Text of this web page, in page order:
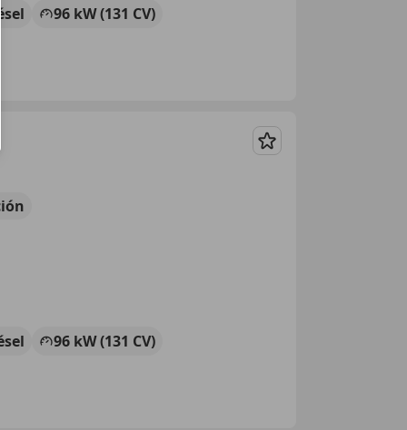
96 kW (131 CV)
Guardar
96 kW (131 CV)